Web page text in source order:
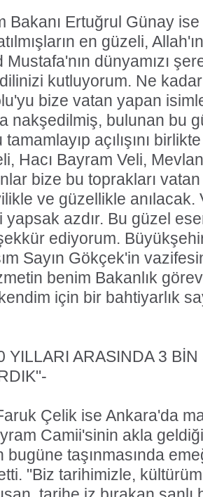
Bakanı Ertuğrul Günay
en güzeli,
dünyamızı
kutluyorum. Ne
bize vatan yapan
nakşedilmiş, bulunan bu
açılışını
Hacı Bayram Veli,
bize bu toprakları
ve güzellikle anılacak.
yapsak azdır. Bu güzel
ediyorum.
Sayın Gökçek'in
benim Bakanlık
için bir bahtiyarlık
YILLARI ARASINDA 3
Çelik ise Ankara'da
Camii'sinin akla
bugüne taşınmasında
"Biz tarihimizle,